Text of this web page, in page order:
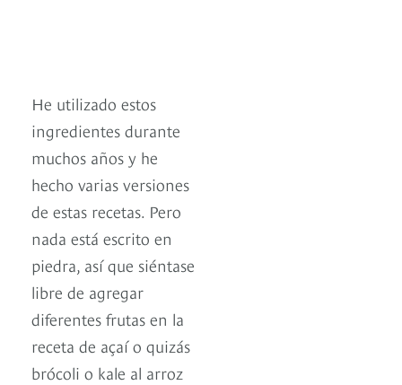
He utilizado estos
ingredientes durante
muchos años y he
hecho varias versiones
de estas recetas. Pero
nada está escrito en
piedra, así que siéntase
libre de agregar
diferentes frutas en la
receta de açaí o quizás
brócoli o kale al arroz